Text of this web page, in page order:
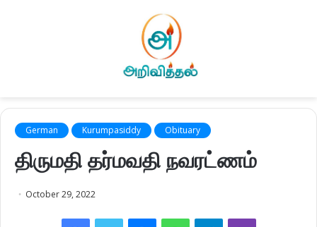
German Kurumpasiddy Obituary
திருமதி தர்மவதி நவரட்ணம்
October 29, 2022
FacebookTwitter MessengerWhatsAppTelegramViber